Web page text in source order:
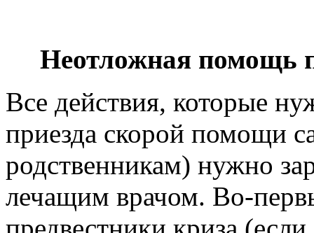
Неотложная помощь
Все действия, которые
приезда скорой помощи
родственникам) нужно
лечащим врачом. Во-